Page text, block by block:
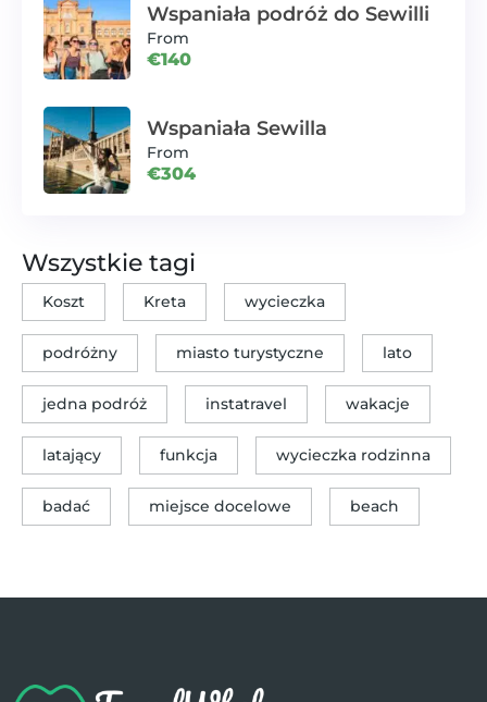
Wspaniała podróż do Sewilli
From
€140
Wspaniała Sewilla
From
€304
Wszystkie tagi
Koszt Kreta wycieczka
podróżny miasto turystyczne lato
jedna podróż instatravel wakacje
latający funkcja wycieczka rodzinna
badać miejsce docelowe beach